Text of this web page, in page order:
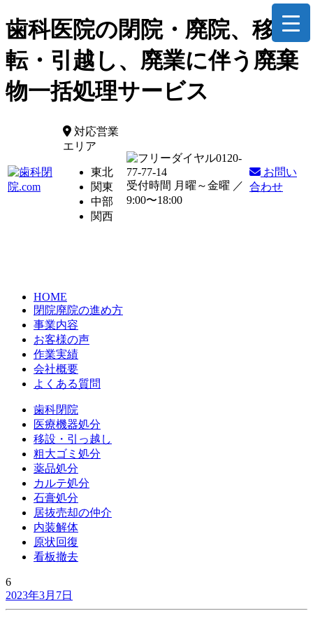
歯科医院の閉院・廃院、移
転・引越し、廃業に伴う廃棄
物一括処理サービス
対応営業
エリア
東北
関東
中部
関西
0120-
77-77-14
受付時間 月曜～金曜 ／
9:00〜18:00
お問い
合わせ
HOME
閉院廃院の進め方
事業内容
お客様の声
作業実績
会社概要
よくある質問
歯科閉院
医療機器処分
移設・引っ越し
粗大ゴミ処分
薬品処分
カルテ処分
石膏処分
居抜売却の仲介
内装解体
原状回復
看板撤去
6
2023年3月7日